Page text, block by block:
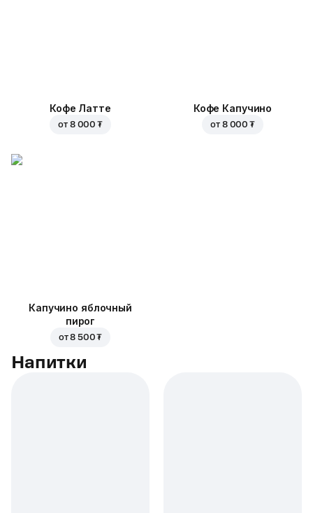
Кофе Латте
от 8 000 ₮
Кофе Капучино
от 8 000 ₮
Капучино яблочный
пирог
от8 500 ₮
Напитки